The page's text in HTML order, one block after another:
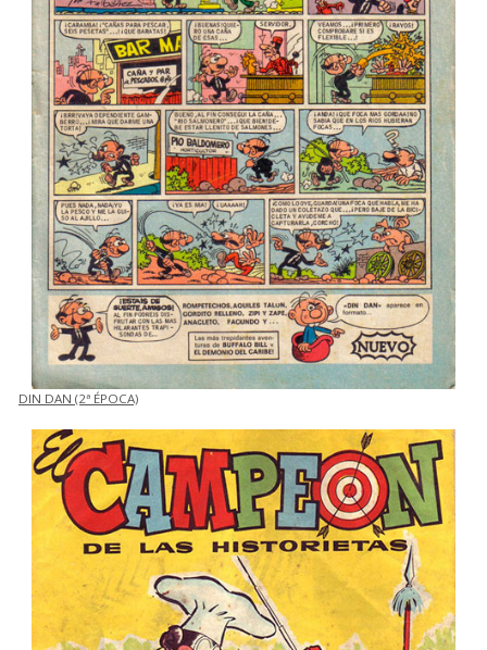
DIN DAN (2ª ÉPOCA)